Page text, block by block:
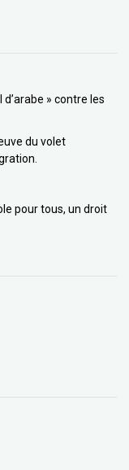
» contre les
du volet
pour tous, un droit